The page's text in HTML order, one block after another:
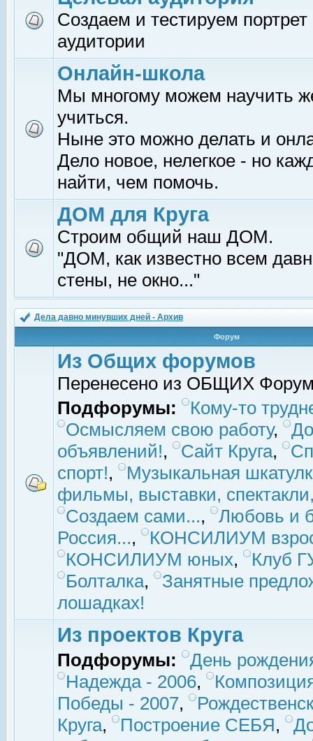
Создаем и тестируем
аудитории
Онлайн-школа
Мы многому можем научить
учиться.
Ныне это можно делать и
Дело новое, нелегкое - но
найти, чем помочь.
ДОМ для Круга
Строим общий наш ДОМ.
"ДОМ, как известно всем
стены, не окно..."
Дела давно минувших дней - Архив
Форум
Из Общих форумов
Перенесено из ОБЩИХ
Подфорумы:
Кому-то
Осмысляем свою работу,
объявлений!, Сайт Круга,
спорт!,
Музыкальная
фильмы, выставки,
Создаем сами...,
Любовь и
Россия...,
КОНСИЛИУМ
КОНСИЛИУМ юных,
Клуб
Болталка,
Занятные
лошадках!
Из проектов Круга
Подфорумы:
День
Надежда - 2006,
Победы - 2007,
Круга, Построение СЕБЯ,